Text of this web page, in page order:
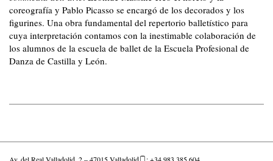
coreografía y Pablo Picasso se encargó de los decorados y los
figurines. Una obra fundamental del repertorio balletístico para
cuya interpretación contamos con la inestimable colaboración de
los alumnos de la escuela de ballet de la Escuela Profesional de
Danza de Castilla y León.
Av. del Real Valladolid, 2 – 47015 Valladolid : +34 983 385 604